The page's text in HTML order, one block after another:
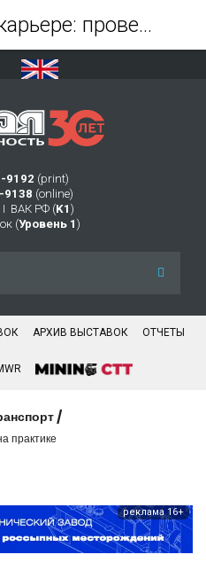
9192 (print)
9138 (online)
Ι ВАК РФ (K1 )
(Уровень 1 )
АРХИВ ВЫСТАВОК ОТЧЕТЫ
/
практике
реклама 16+
Помощники в карьере: проверено на практике - Журнал Горная промышленность